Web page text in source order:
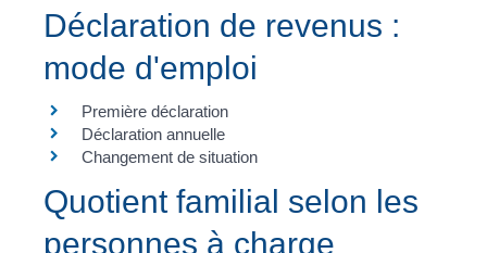
Déclaration de revenus :
mode d'emploi
Première déclaration
Déclaration annuelle
Changement de situation
Quotient familial selon les
personnes à charge